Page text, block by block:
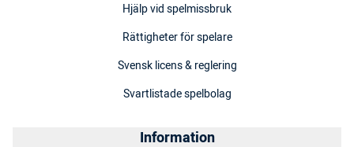
Hjälp vid spelmissbruk
Rättigheter för spelare
Svensk licens & reglering
Svartlistade spelbolag
Information